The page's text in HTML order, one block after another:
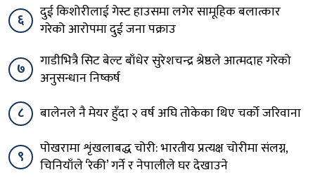
६
दुई किशोरीलाई गेस्ट हाउसमा लगेर सामूहिक बलात्कार
गरेको आरोपमा दुई जना पक्राउ
७
गाडीभित्रै सिट बेल्ट बाँधेर सुरेशचन्द्र श्रेष्ठले आत्मदाह गरेको
अनुसन्धान निष्कर्ष
८
बालेनले नै मेयर हुँदा २ वर्ष अघि तोकेका थिए चर्को जरिवाना
९
पोखरामा शृंखलाबद्ध चोरी: भारतीय प्रत्यक्ष चोरीमा संलग्न,
चिनियाँले ‘रेकी’ गर्ने र नेपालीले घर देखाउने